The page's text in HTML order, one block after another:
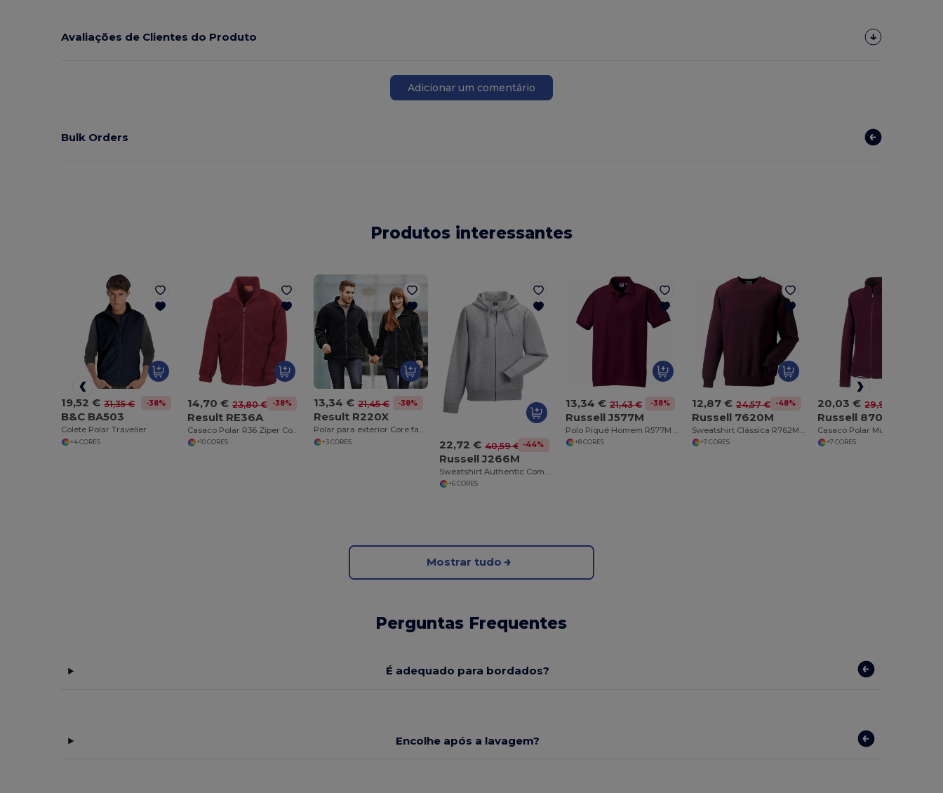
Avaliações de Clientes do Produto
Adicionar um comentário
Bulk Orders
Produtos interessantes
19,52 € 31,35 € -38%
B&C BA503
Colete Polar Traveller
+4 CORES
14,70 € 23,80 € -38%
Result RE36A
Casaco Polar R36 Zíper Completo
+10 CORES
13,34 € 21,45 € -38%
Result R220X
Polar para exterior Core fashion fit
+3 CORES 22,72 € 40,59 € -44%
Russell J266M
Sweatshirt Authentic Com Capuz e Zíper
+6 CORES
13,34 € 21,43 € -38%
Russell J577M
Polo Piqué Homem R577M Better
+8 CORES
12,87 € 24,57 € -48%
Russell 7620M
Sweatshirt Clássica R762M Ranglan
+7 CORES
20,03 € 29,93 €
Russell 8700F
+7 CORES
Mostrar tudo
Perguntas Frequentes
É adequado para bordados?
Encolhe após a lavagem?